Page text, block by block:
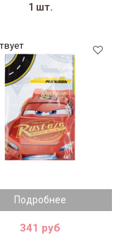
1 шт.
Подробнее
341 руб